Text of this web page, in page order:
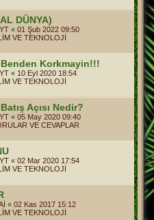
DÜNYA)
« 01 Şub 2022 09:50
VE TEKNOLOJİ
Korkmayin!!!
« 10 Eyl 2020 18:54
VE TEKNOLOJİ
Açısı Nedir?
« 05 May 2020 09:40
VE CEVAPLAR
« 02 Mar 2020 17:54
VE TEKNOLOJİ
« 02 Kas 2017 15:12
VE TEKNOLOJİ